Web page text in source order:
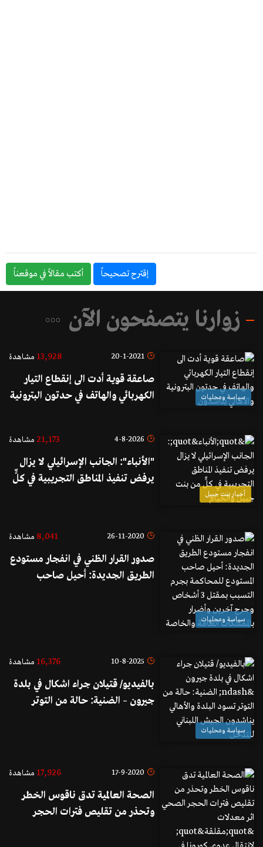
إقترح تصحيحاً أكتب مقالاً في موقعناً
زوارنا يتصفحون الآن
سياسة ومحليات
20-1-2021
13,928 مشاهدة
صاعقة قوية أدت الى إنقطاع التيار
الكهربائي والهاتف في حدتون البترونية
أخبار بنت جبيل
4-8-2026
21,173 مشاهدة
"الأنباء": الجانب الإسرائيلي لا يزال
يرفض تنفيذ المناطق التجريبية في كلٍّ
سياسة ومحليات
26-11-2020
8,041 مشاهدة
صدور القرار الظني في انفجار مستودع
الطريق الجديدة: أحيل صاحب
سياسة ومحليات
10-8-2025
16,376 مشاهدة
بالفيديو/ قتيلان جراء اشكال في بلدة
جيرون – الضنية: حالة من التوتر
17-9-2020
17,926 مشاهدة
الصحة العالمية تدق ناقوس الخطر
وتحذر من تقليص فترات الحجر